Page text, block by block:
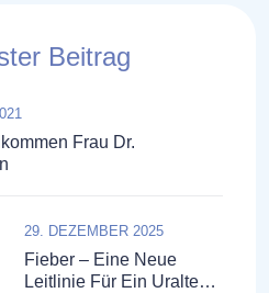
Beitrag
Frau Dr.
Fieber – Eine Neue
Leitlinie Für Ein Uraltes
29. DEZEMBER 2025